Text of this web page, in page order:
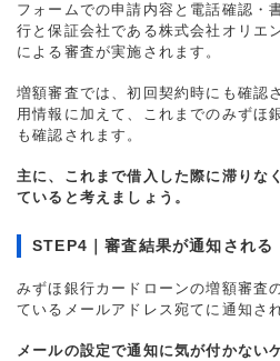
フォームでの申請内容と電話確認・
行と保証会社である株式会社オリエ
による審査が実施されます。
増額審査では、初回契約時にも確認
用情報に加えて、これまでのみずほ
も確認されます。
主に、これまで借入した際に滞りな
ていると考えましょう。
STEP4｜審査結果が通知される
みずほ銀行カードローンの増額審査
ているメールアドレス宛てに通知さ
メールの設定で通知に気が付かない